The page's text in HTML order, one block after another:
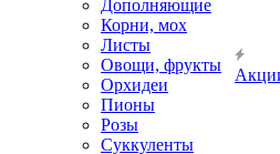
Дополняющие
Корни, мох
Листы
Овощи, фрукты
Орхидеи
Пионы
Розы
Суккуленты